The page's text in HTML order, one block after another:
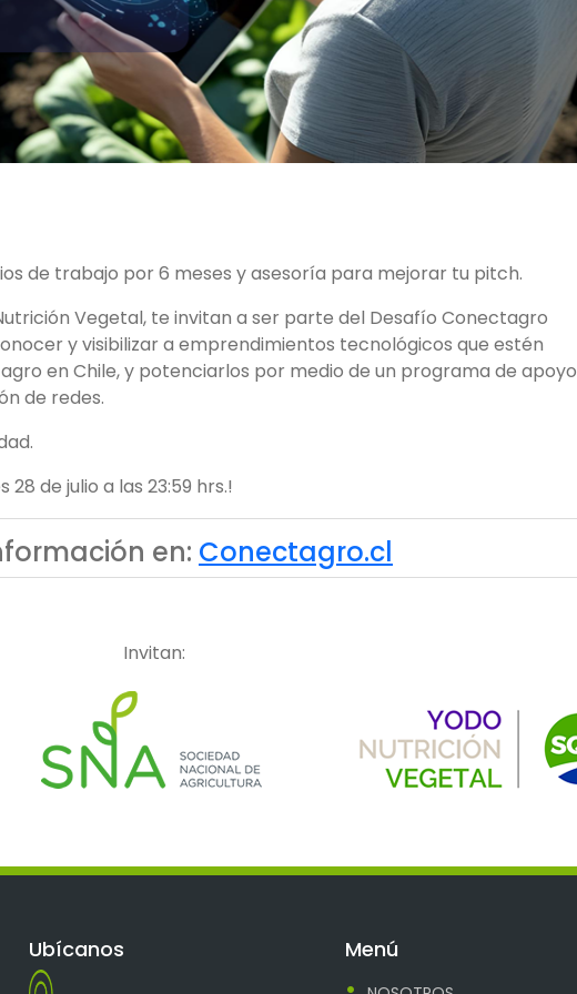
de trabajo por 6 meses y asesoría para mejorar tu pitch.
Vegetal, te invitan a ser parte del Desafío Conectagro
y visibilizar a emprendimientos tecnológicos que estén
en Chile, y potenciarlos por medio de un programa de apoyo
de redes.
de julio a las 23:59 hrs.!
en: Conectagro.cl
Invitan:
Ubícanos Menú